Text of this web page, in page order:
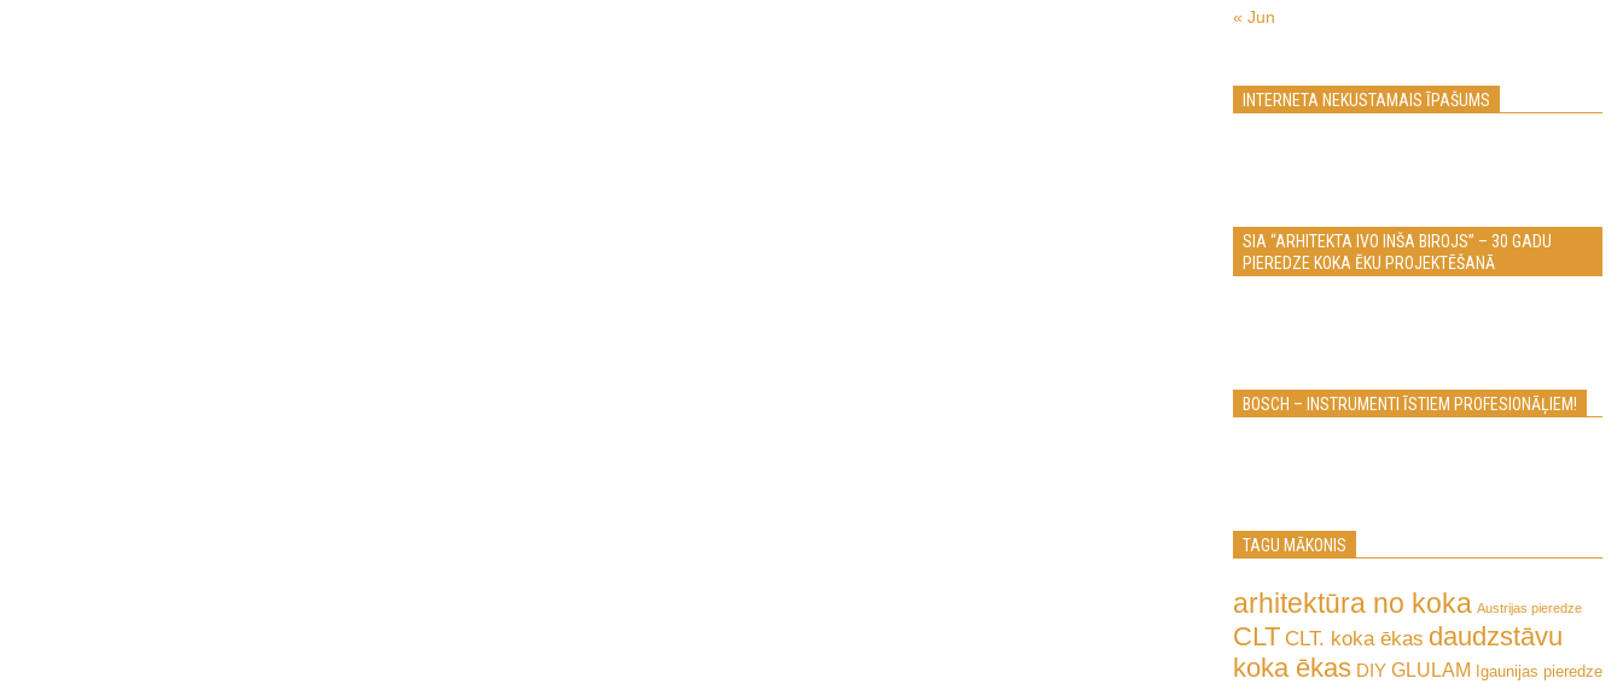
« Jun
INTERNETA NEKUSTAMAIS ĪPAŠUMS
SIA “ARHITEKTA IVO INŠA BIROJS” – 30 GADU
PIEREDZE KOKA ĒKU PROJEKTĒŠANĀ
BOSCH – INSTRUMENTI ĪSTIEM PROFESIONĀĻIEM!
TAGU MĀKONIS
arhitektūra no koka Austrijas pieredze
CLT CLT. koka ēkas daudzstāvu
koka ēkas DIY GLULAM Igaunijas pieredze